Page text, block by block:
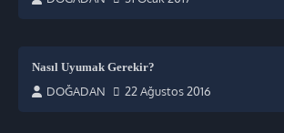
Nasıl Uyumak Gerekir?
DOĞADAN 22 Ağustos 2016